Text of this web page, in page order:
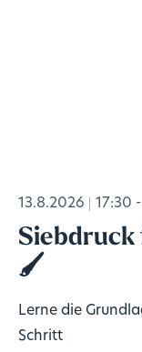
13.8.2026 17:30
Siebdruck
🖌️
Lerne die
Schritt